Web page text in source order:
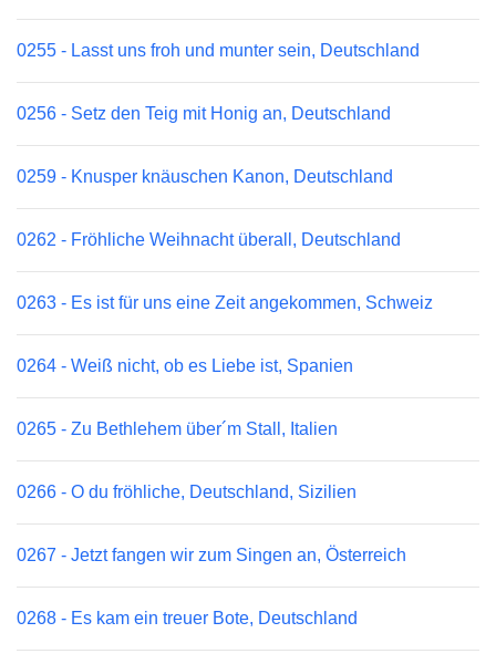
0255 - Lasst uns froh und munter sein, Deutschland
0256 - Setz den Teig mit Honig an, Deutschland
0259 - Knusper knäuschen Kanon, Deutschland
0262 - Fröhliche Weihnacht überall, Deutschland
0263 - Es ist für uns eine Zeit angekommen, Schweiz
0264 - Weiß nicht, ob es Liebe ist, Spanien
0265 - Zu Bethlehem über´m Stall, Italien
0266 - O du fröhliche, Deutschland, Sizilien
0267 - Jetzt fangen wir zum Singen an, Österreich
0268 - Es kam ein treuer Bote, Deutschland